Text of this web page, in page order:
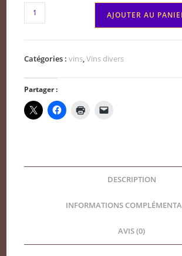
quantité
de
Domaine
Zorah
2022
AJOUTER AU
Catégories :vins ,Vins divers
Partager :
DESCRIPTION
INFORMATIONS
AVIS (0)